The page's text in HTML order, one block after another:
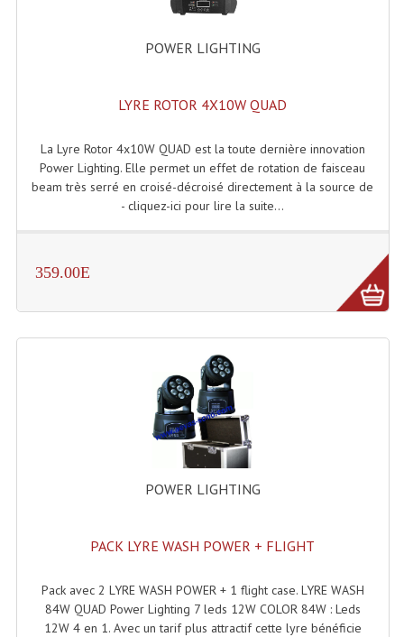
Flight Cases Platine Disque. Lecteurs CD
Flight-Case CDs Et Disques Vinyls
Flight-Case Pour Contrôleur DJ
Rack 19" PRO Betonex
Rack 19" Standard Betonex
Sac Trolley De Transport
Sacs & Housses De Transport
Rack 19 Pouces Multiplis
Rack 19" STYLE VSR (capot En L)
POWER LIGHTING
LYRE ROTOR 4X10W QUAD
La Lyre Rotor 4x10W QUAD est la toute dernière innovation
Power Lighting. Elle permet un effet de rotation de faisceau
beam très serré en croisé-décroisé directement à la source de
- cliquez-ici pour lire la suite...
359.00E
POWER LIGHTING
PACK LYRE WASH POWER + FLIGHT
Pack avec 2 LYRE WASH POWER + 1 flight case. LYRE WASH
84W QUAD Power Lighting 7 leds 12W COLOR 84W : Leds
12W 4 en 1. Avec un tarif plus attractif cette lyre bénéficie